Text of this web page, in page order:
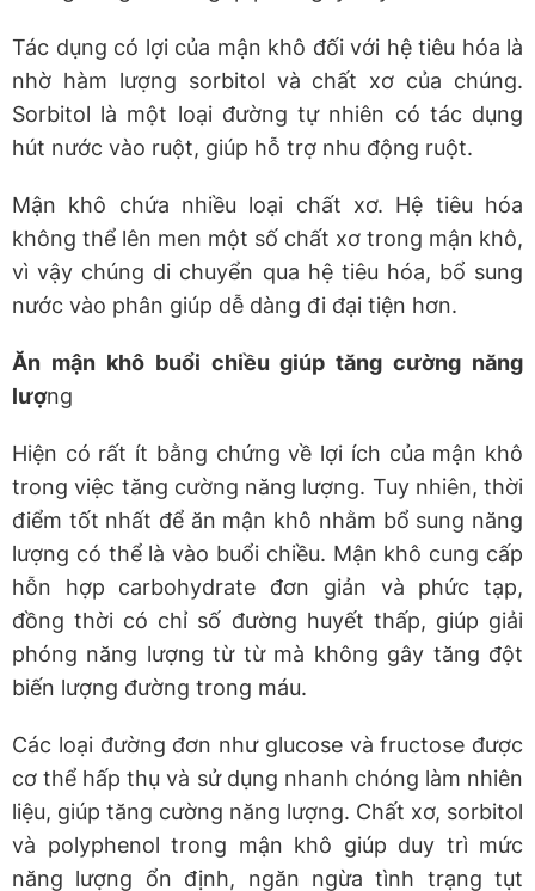
Tác dụng có lợi của mận khô đối với hệ tiêu hóa là
nhờ hàm lượng sorbitol và chất xơ của chúng.
Sorbitol là một loại đường tự nhiên có tác dụng
hút nước vào ruột, giúp hỗ trợ nhu động ruột.
Mận khô chứa nhiều loại chất xơ. Hệ tiêu hóa
không thể lên men một số chất xơ trong mận khô,
vì vậy chúng di chuyển qua hệ tiêu hóa, bổ sung
nước vào phân giúp dễ dàng đi đại tiện hơn.
Ăn mận khô buổi chiều giúp tăng cường năng
lượng
Hiện có rất ít bằng chứng về lợi ích của mận khô
trong việc tăng cường năng lượng. Tuy nhiên, thời
điểm tốt nhất để ăn mận khô nhằm bổ sung năng
lượng có thể là vào buổi chiều. Mận khô cung cấp
hỗn hợp carbohydrate đơn giản và phức tạp,
đồng thời có chỉ số đường huyết thấp, giúp giải
phóng năng lượng từ từ mà không gây tăng đột
biến lượng đường trong máu.
Các loại đường đơn như glucose và fructose được
cơ thể hấp thụ và sử dụng nhanh chóng làm nhiên
liệu, giúp tăng cường năng lượng. Chất xơ, sorbitol
và polyphenol trong mận khô giúp duy trì mức
năng lượng ổn định, ngăn ngừa tình trạng tụt